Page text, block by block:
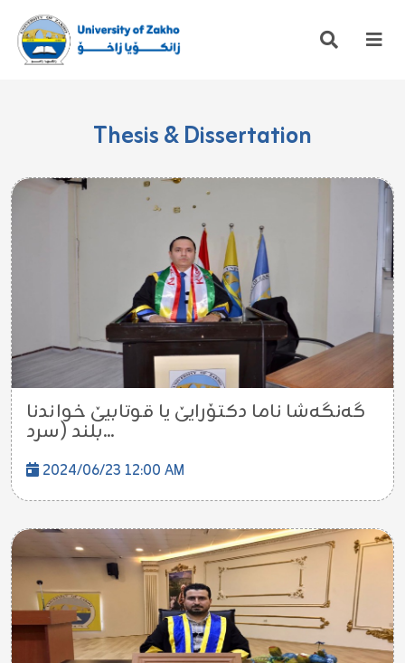
Thesis & Dissertation
گەنگەشا ناما دکتۆرایێ یا قوتابیێ خواندنا
بلند (سرد...
2024/06/23 12:00 AM